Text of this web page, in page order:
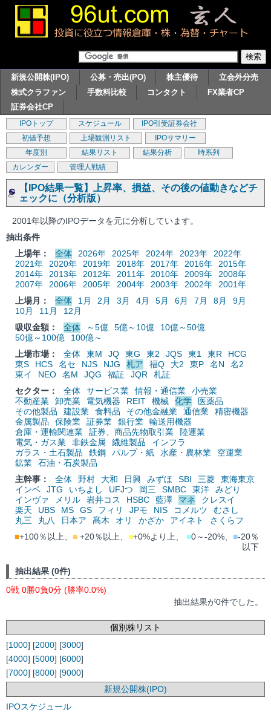
新規公開株(IPO) 公募・売出(PO) 株主優待
立会外分売
株式クラファン
手数料比較 コンタクト
FX業者CP
証券会社CP
IPOトップ スケジュール
IPO引受証券会社
初値予想
上場観測リスト
IPOサマリー
年度別
結果リスト 結果分析
時系列
カレンダー
管理人戦績
【IPO結果一覧】上昇率、損益、その後の値動きなどチ
ェックに（分析版）
2001年以降のIPOデータを元に分析しています。
抽出条件
上場年：
全体 2026年 2025年 2024年 2023年
2022年
2021年
2020年 2019年 2018年 2017年 2016年
2015年
2014年
2013年 2012年 2011年 2010年 2009年
2008年
2007年
2006年 2005年 2004年 2003年 2002年
2001年
上場月：
全体 1月 2月 3月 4月 5月 6月 7月 8月
9月
10月
11月
12月
吸収金額：
全体 ～5億 5億～10億
10億～50億
50億～100億
100億～
上場市場：
全体 東M JQ 東G 東2 JQS 東1 東R
HCG
東S
HCS 名セ NJS NJG 札ア 福Q 大2 東P 名N
名2
東イ
NEO 名M JQG 福証 JQR
札証
セクター：
全体 サービス業 情報・通信業
小売業
不動産業
卸売業 電気機器 REIT 機械 化学
医薬品
その他製品
建設業 食料品 その他金融業 通信業
精密機器
金属製品
保険業 証券業 銀行業
輸送用機器
倉庫・運輸関連業
証券、商品先物取引業
陸運業
電気・ガス業
非鉄金属 繊維製品
インフラ
ガラス・土石製品
鉄鋼 パルプ・紙 水産・農林業
空運業
鉱業
石油・石炭製品
主幹事：
全体 野村 大和 日興 みずほ SBI 三菱
東海東京
インベ
JTG いちよし UFJつ 岡三 SMBC 東洋
みどり
インヴァ
メリル 岩井コス HSBC 藍澤 マネ
クレスイ
楽天
UBS MS GS フィリ JPモ NIS コメルツ
むさし
丸三
丸八 日本ア 髙木 オリ かざか アイネト
さくらフ
■+100％以上、 ■ +20％以上、 ■+0%より上、 ■0～-20%、 ■-20％
以下
抽出結果 (0件)
0戦 0勝0負0分 (勝率0.0%)
抽出結果が0件でした。
個別株リスト
[1000] [2000] [3000]
[4000] [5000] [6000]
[7000] [8000] [9000]
新規公開株(IPO)
IPOスケジュール